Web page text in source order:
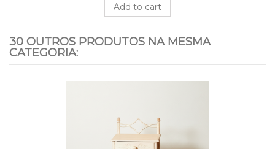
Add to cart
30 OUTROS PRODUTOS NA MESMA
CATEGORIA: